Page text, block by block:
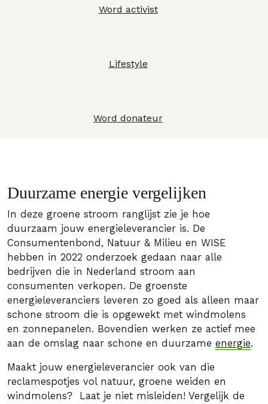
Word activist
Lifestyle
Word donateur
Duurzame energie vergelijken
In deze groene stroom ranglijst zie je hoe
duurzaam jouw energieleverancier is. De
Consumentenbond, Natuur & Milieu en WISE
hebben in 2022 onderzoek gedaan naar alle
bedrijven die in Nederland stroom aan
consumenten verkopen. De groenste
energieleveranciers leveren zo goed als alleen maar
schone stroom die is opgewekt met windmolens
en zonnepanelen. Bovendien werken ze actief mee
aan de omslag naar schone en duurzame energie.
Maakt jouw energieleverancier ook van die
reclamespotjes vol natuur, groene weiden en
windmolens? Laat je niet misleiden! Vergelijk de